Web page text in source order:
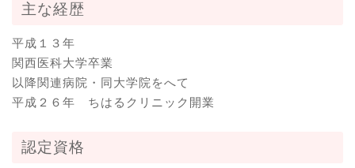
主な経歴
平成１３年
関西医科大学卒業
以降関連病院・同大学院をへて
平成２６年 ちはるクリニック開業
認定資格